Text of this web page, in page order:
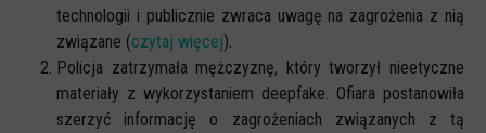
technologii i publicznie zwraca uwagę na zagrożenia z nią
związane (czytaj więcej).
Policja zatrzymała mężczyznę, który tworzył nieetyczne
materiały z wykorzystaniem deepfake. Ofiara postanowiła
szerzyć informację o zagrożeniach związanych z tą